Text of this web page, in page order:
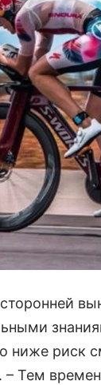
ниже риск
– Тем